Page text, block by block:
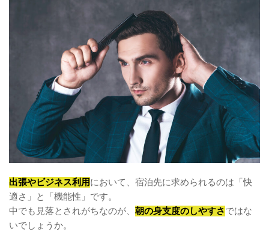
出張やビジネス利用において、宿泊先に求められるのは「快
適さ」と「機能性」です。
中でも見落とされがちなのが、 朝の身支度のしやすさではな
いでしょうか。